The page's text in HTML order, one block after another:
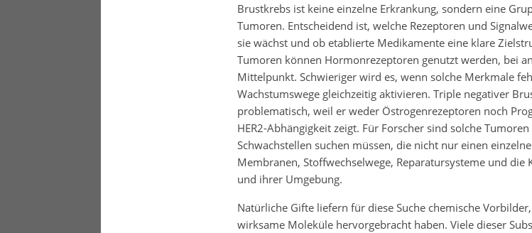
Brustkrebs ist keine einzelne Erkrankung, sondern eine
Tumoren. Entscheidend ist, welche Rezeptoren und
sie wächst und ob etablierte Medikamente eine klare
Tumoren können Hormonrezeptoren genutzt werden, bei
Mittelpunkt. Schwieriger wird es, wenn solche Merkmale
Wachstumswege gleichzeitig aktivieren. Triple negativer
problematisch, weil er weder Östrogenrezeptoren noch
HER2-Abhängigkeit zeigt. Für Forscher sind solche
Schwachstellen suchen müssen, die nicht nur einen
Membranen, Stoffwechselwege, Reparatursysteme und
und ihrer Umgebung.
Natürliche Gifte liefern für diese Suche chemische
wirksame Moleküle hervorgebracht haben. Viele dieser